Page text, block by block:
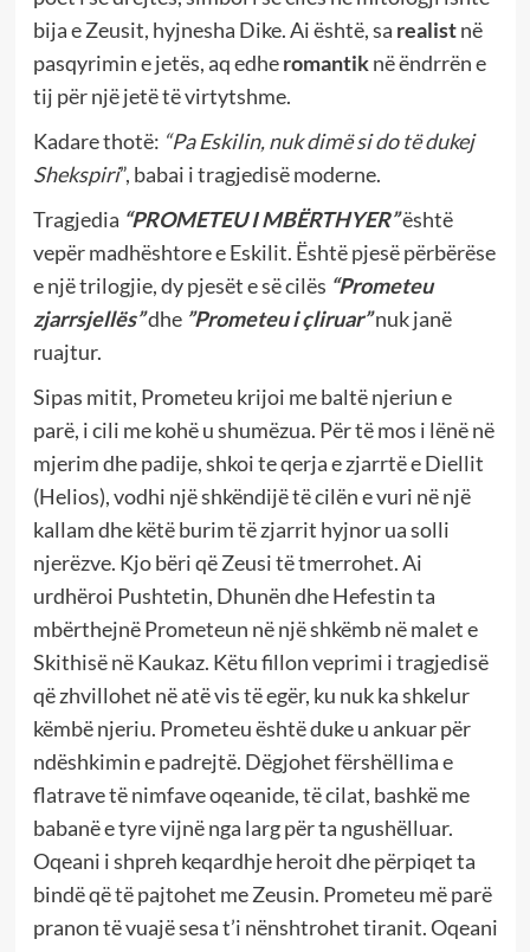
bija e Zeusit, hyjnesha Dike. Ai është, sa realist në
pasqyrimin e jetës, aq edhe romantik në ëndrrën e
tij për një jetë të virtytshme.
Kadare thotë: “Pa Eskilin, nuk dimë si do të dukej
Shekspiri”, babai i tragjedisë moderne.
Tragjedia “PROMETEU I MBËRTHYER”është
vepër madhështore e Eskilit. Është pjesë përbërëse
e një trilogjie, dy pjesët e së cilës “Prometeu
zjarrsjellës”dhe ”Prometeu i çliruar”nuk janë
ruajtur.
Sipas mitit, Prometeu krijoi me baltë njeriun e
parë, i cili me kohë u shumëzua. Për të mos i lënë në
mjerim dhe padije, shkoi te qerja e zjarrtë e Diellit
(Helios), vodhi një shkëndijë të cilën e vuri në një
kallam dhe këtë burim të zjarrit hyjnor ua solli
njerëzve. Kjo bëri që Zeusi të tmerrohet. Ai
urdhëroi Pushtetin, Dhunën dhe Hefestin ta
mbërthejnë Prometeun në një shkëmb në malet e
Skithisë në Kaukaz. Këtu fillon veprimi i tragjedisë
që zhvillohet në atë vis të egër, ku nuk ka shkelur
këmbë njeriu. Prometeu është duke u ankuar për
ndëshkimin e padrejtë. Dëgjohet fërshëllima e
flatrave të nimfave oqeanide, të cilat, bashkë me
babanë e tyre vijnë nga larg për ta ngushëlluar.
Oqeani i shpreh keqardhje heroit dhe përpiqet ta
bindë që të pajtohet me Zeusin. Prometeu më parë
pranon të vuajë sesa t’i nënshtrohet tiranit. Oqeani